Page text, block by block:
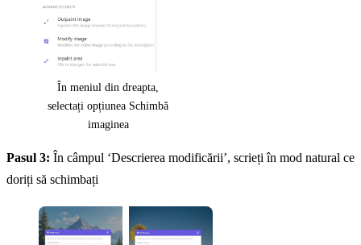
În meniul din dreapta,
selectați opțiunea Schimbă
imaginea
Pasul 3: În câmpul ‘Descrierea modificării’, scrieți în mod natural ce
doriți să schimbați